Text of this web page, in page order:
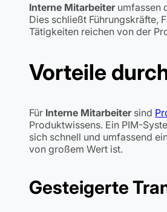
Interne Mitarbeiterumfassen
Dies schließt Führungskräfte,
Tätigkeiten reichen von der
Vorteile
Für Interne Mitarbeitersind
Produktwissens. Ein PIM-
sich schnell und umfassend
von großem Wert ist.
Gesteigerte